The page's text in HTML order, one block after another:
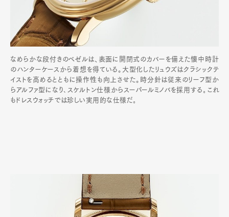
なめらかな段付きのベゼルは、表面に開閉式のカバーを備えた懐中時計
のハンターケースから着想を得ている。大型化したリュウズはクラシックテ
イストを高めるとともに操作性も向上させた。時分針は従来のリーフ型か
らアルファ型になり､スケルトン仕様からスーパールミノバを採用する｡これ
もドレスウォッチでは珍しい実用的な仕様だ｡